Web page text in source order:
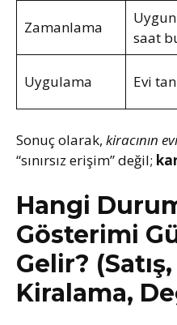
Zamanlama
saat
Uygulama Evi
Sonuç olarak, kiracının
“sınırsız erişim” değil;
Hangi
Gösterimi
Gelir?
Kiralama,